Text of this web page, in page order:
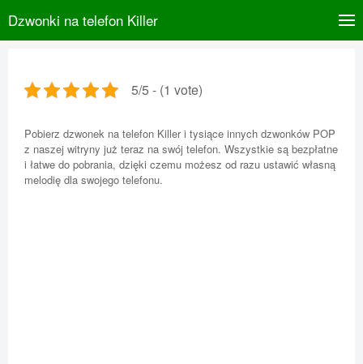
Dzwonki na telefon Killer
5/5 - (1 vote)
Pobierz dzwonek na telefon Killer i tysiące innych dzwonków POP
z naszej witryny już teraz na swój telefon. Wszystkie są bezpłatne
i łatwe do pobrania, dzięki czemu możesz od razu ustawić własną
melodię dla swojego telefonu.